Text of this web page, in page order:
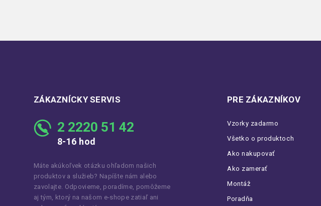
ZÁKAZNÍCKY SERVIS
2 2220 51 42
8-16 hod
Máte akúkoľvek otázku ohľadom našich
produktov a služieb? Napíšte nám alebo
zavolajte. Odpovieme, poradíme, pomôžeme
aj tým, ktorý na našom e-shope zatiaľ ani
PRE ZÁKAZNÍKOV
Vzorky zadarmo
Všetko o produktoch
Ako nakupovať
Ako zamerať
Montáž
Poradňa